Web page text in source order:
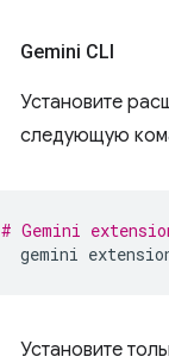
Gemini CLI
Установите
следующую
# Gemini
gemini
Установите